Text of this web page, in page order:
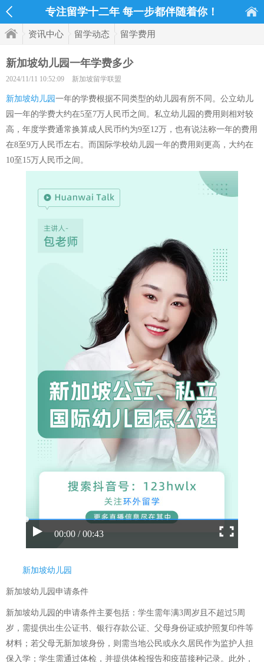
专注留学十二年 每一步都伴随着你！
资讯中心 留学动态 留学费用
新加坡幼儿园一年学费多少
2024/11/11 10:52:09 新加坡留学联盟
新加坡幼儿园 一年的学费根据不同类型的幼儿园有所不同。公立幼儿
园一年的学费大约在5至7万人民币之间。私立幼儿园的费用则相对较
高，年度学费通常换算成人民币约为9至12万，也有说法称一年的费用
在8至9万人民币左右。而国际学校幼儿园一年的费用则更高，大约在
10至15万人民币之间。
00:00 / 00:43
新加坡幼儿园
新加坡幼儿园申请条件
新加坡幼儿园的申请条件主要包括：学生需年满3周岁且不超过5周
岁，需提供出生公证书、银行存款公证、父母身份证或护照复印件等
材料；若父母无新加坡身份，则需当地公民或永久居民作为监护人担
保入学；学生需通过体检，并提供体检报告和疫苗接种记录。此外，